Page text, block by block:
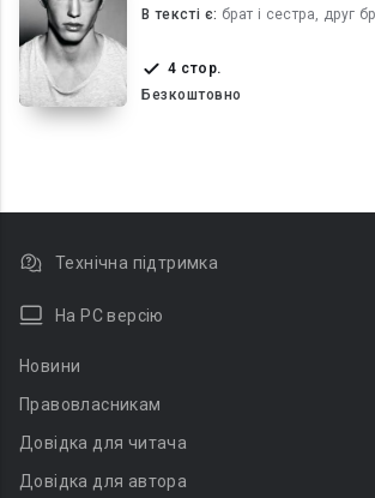
роман
В текcті є: брат і сестра, друг
4 стор.
Безкоштовно
Технічна підтримка
На PC версію
Новини
Правовласникам
Довідка для читача
Довідка для автора